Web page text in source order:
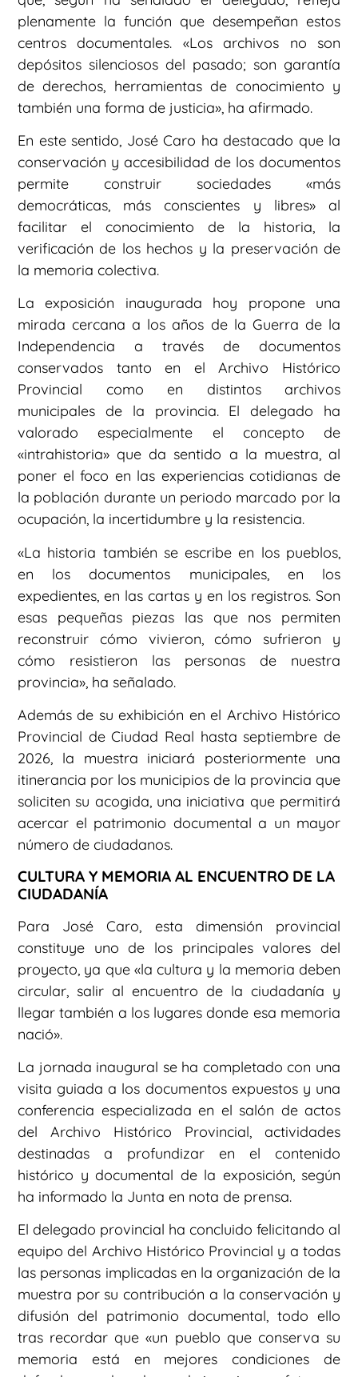
plenamente la función que desempeñan estos
centros documentales. «Los archivos no son
depósitos silenciosos del pasado; son garantía
de derechos, herramientas de conocimiento y
también una forma de justicia», ha afirmado.
En este sentido, José Caro ha destacado que la
conservación y accesibilidad de los documentos
permite construir sociedades «más
democráticas, más conscientes y libres» al
facilitar el conocimiento de la historia, la
verificación de los hechos y la preservación de
la memoria colectiva.
La exposición inaugurada hoy propone una
mirada cercana a los años de la Guerra de la
Independencia a través de documentos
conservados tanto en el Archivo Histórico
Provincial como en distintos archivos
municipales de la provincia. El delegado ha
valorado especialmente el concepto de
«intrahistoria» que da sentido a la muestra, al
poner el foco en las experiencias cotidianas de
la población durante un periodo marcado por la
ocupación, la incertidumbre y la resistencia.
«La historia también se escribe en los pueblos,
en los documentos municipales, en los
expedientes, en las cartas y en los registros. Son
esas pequeñas piezas las que nos permiten
reconstruir cómo vivieron, cómo sufrieron y
cómo resistieron las personas de nuestra
provincia», ha señalado.
Además de su exhibición en el Archivo Histórico
Provincial de Ciudad Real hasta septiembre de
2026, la muestra iniciará posteriormente una
itinerancia por los municipios de la provincia que
soliciten su acogida, una iniciativa que permitirá
acercar el patrimonio documental a un mayor
número de ciudadanos.
CULTURA Y MEMORIA AL ENCUENTRO DE LA
CIUDADANÍA
Para José Caro, esta dimensión provincial
constituye uno de los principales valores del
proyecto, ya que «la cultura y la memoria deben
circular, salir al encuentro de la ciudadanía y
llegar también a los lugares donde esa memoria
nació».
La jornada inaugural se ha completado con una
visita guiada a los documentos expuestos y una
conferencia especializada en el salón de actos
del Archivo Histórico Provincial, actividades
destinadas a profundizar en el contenido
histórico y documental de la exposición, según
ha informado la Junta en nota de prensa.
El delegado provincial ha concluido felicitando al
equipo del Archivo Histórico Provincial y a todas
las personas implicadas en la organización de la
muestra por su contribución a la conservación y
difusión del patrimonio documental, todo ello
tras recordar que «un pueblo que conserva su
memoria está en mejores condiciones de